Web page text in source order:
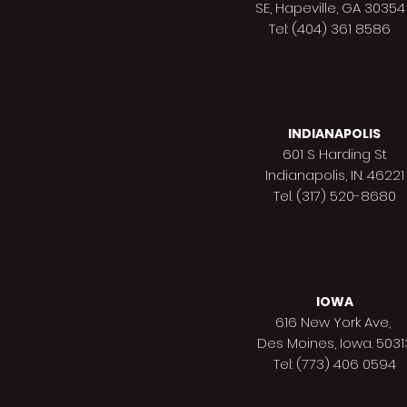
SE, Hapeville, GA 30354
Tel: (404) 361 8586
INDIANAPOLIS
601 S Harding St
Indianapolis, IN. 46221
Tel. (317) 520-8680
IOWA
616 New York Ave,
Des Moines, Iowa.
Tel: (773) 406 0594